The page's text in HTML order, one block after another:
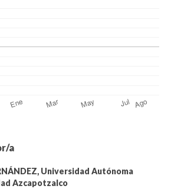
a
Universidad Autónoma
Azcapotzalco